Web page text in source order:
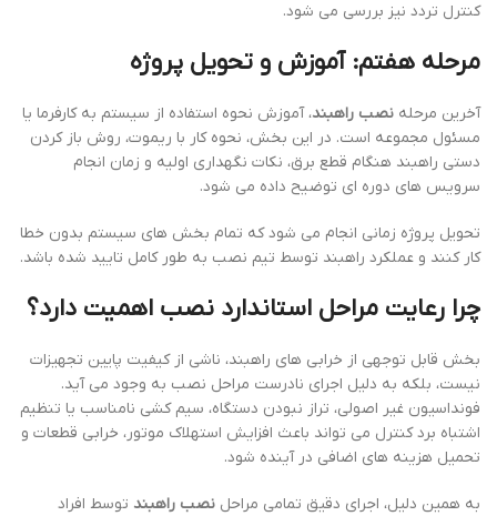
کنترل تردد نیز بررسی می شود.
مرحله هفتم: آموزش و تحویل پروژه
آخرین مرحله نصب راهبند، آموزش نحوه استفاده از سیستم به کارفرما یا
مسئول مجموعه است. در این بخش، نحوه کار با ریموت، روش باز کردن
دستی راهبند هنگام قطع برق، نکات نگهداری اولیه و زمان انجام
سرویس های دوره ای توضیح داده می شود.
تحویل پروژه زمانی انجام می شود که تمام بخش های سیستم بدون خطا
کار کنند و عملکرد راهبند توسط تیم نصب به طور کامل تایید شده باشد.
چرا رعایت مراحل استاندارد نصب اهمیت دارد؟
بخش قابل توجهی از خرابی های راهبند، ناشی از کیفیت پایین تجهیزات
نیست، بلکه به دلیل اجرای نادرست مراحل نصب به وجود می آید.
فونداسیون غیر اصولی، تراز نبودن دستگاه، سیم کشی نامناسب یا تنظیم
اشتباه برد کنترل می تواند باعث افزایش استهلاک موتور، خرابی قطعات و
تحمیل هزینه های اضافی در آینده شود.
به همین دلیل، اجرای دقیق تمامی مراحل نصب راهبند توسط افراد